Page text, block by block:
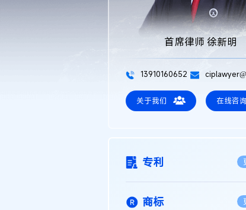
首席律师 徐新明
13910160652
关于我们 在线咨询
专利
商标